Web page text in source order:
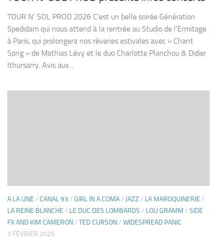
TOUR N’ SOL PROD 2026 C’est un belle soirée Génération
Spedidam qui nous attend à la rentrée au Studio de l’Ermitage
à Paris, qui prolongera nos rêveries estivales avec « Chant
Song » de Mathias Lévy et le duo Charlotte Planchou & Didier
Ithursarry. Avis aux...
A LA UNE / CANAL 93 / GIRL IN A COMA/ JAZZ / LA MAROQUINERIE /
LA REINE BLANCHE / LE DUC DES LOMBARDS / LOU GRAMM / SIDE
FX AND KIM CAMERON/ TED CURSON/ WIDESPREAD PANIC
3 FÉVRIER 2025